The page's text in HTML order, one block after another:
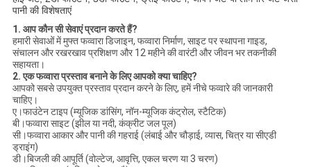
पानी की विशेषताएं
1. आप कौन सी सेवाएं प्रदान करते हैं?
हमारी सेवाओं में मुफ्त फव्वारा डिजाइन, फव्वारा निर्माण, साइट पर स्थापना गाइड,
संचालन और रखरखाव प्रशिक्षण और 12 महीने की वारंटी और जीवन भर तकनीकी
सहायता।
2. एक फव्वारा प्रस्ताव बनाने के लिए आपको क्या चाहिए?
आपको सबसे उपयुक्त प्रस्ताव प्रदान करने के लिए, हमें नीचे फव्वारे की जानकारी
चाहिए।
ए।फाउंटेन टाइप (म्यूजिक डांसिंग, नॉन-म्यूजिक कंट्रोल, स्टैटिक)
बी।फव्वारा साइट (झील या नदी, कंक्रीट जल पूल)
सी।फव्वारा आकार और पानी की गहराई (लंबाई और चौड़ाई, व्यास, चित्र या सीएडी
ड्राइंग)
डी।बिजली की आपूर्ति (वोल्टेज, आवृत्ति, एकल चरण या 3 चरण)